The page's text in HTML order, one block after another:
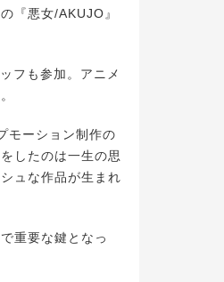
『悪女/AKUJO』
フも参加。アニメ
モーション制作の
したのは一生の思
ュな作品が生まれ
重要な鍵となっ